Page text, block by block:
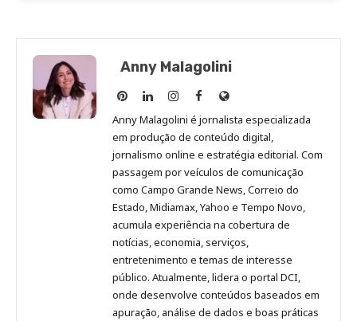
Anny Malagolini
Anny
Malagolini
no
Pinterest
Anny
Malagolini
no
LinkedIn
Anny
Malagolini
no
Instagram
Anny
Malagolini
no
Facebook
Site
de
Anny
Malagolini
Anny Malagolini é jornalista especializada
em produção de conteúdo digital,
jornalismo online e estratégia editorial. Com
passagem por veículos de comunicação
como Campo Grande News, Correio do
Estado, Midiamax, Yahoo e Tempo Novo,
acumula experiência na cobertura de
notícias, economia, serviços,
entretenimento e temas de interesse
público. Atualmente, lidera o portal DCI,
onde desenvolve conteúdos baseados em
apuração, análise de dados e boas práticas